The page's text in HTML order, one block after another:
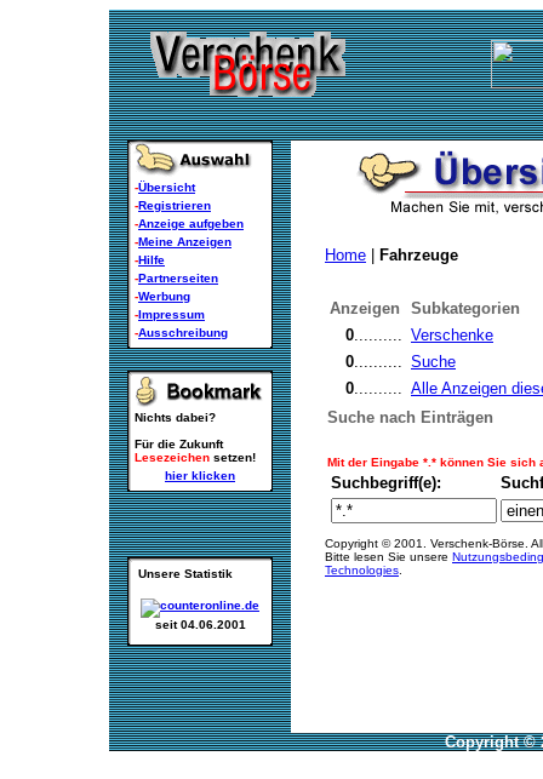
-Übersicht
-Registrieren
-Anzeige aufgeben
-Meine Anzeigen
-Hilfe
-Partnerseiten
-Werbung
-Impressum
-Ausschreibung
Nichts dabei?
Für die Zukunft
Lesezeichen setzen!
hier klicken
Unsere Statistik
seit 04.06.2001
Home Fahrzeuge
Anzeigen
Subkategorien
0.......... Verschenke
0.......... Suche
0.......... Alle Anzeigen
Suche nach Einträgen
Mit der Eingabe *.* können Sie sich
Suchbegriff(e):
Copyright © 2001. Verschenk-Börse.
Bitte lesen Sie unsere
Technologies
Copyright ©